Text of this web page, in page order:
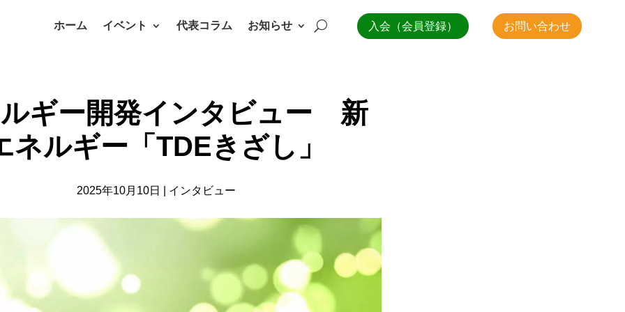
ホーム イベント 代表コラム お知らせ 入会（会員登録） お問い合わせ
ギー開発インタビュー 新
ネルギー「TDEきざし」
2025年10月10日 インタビュー